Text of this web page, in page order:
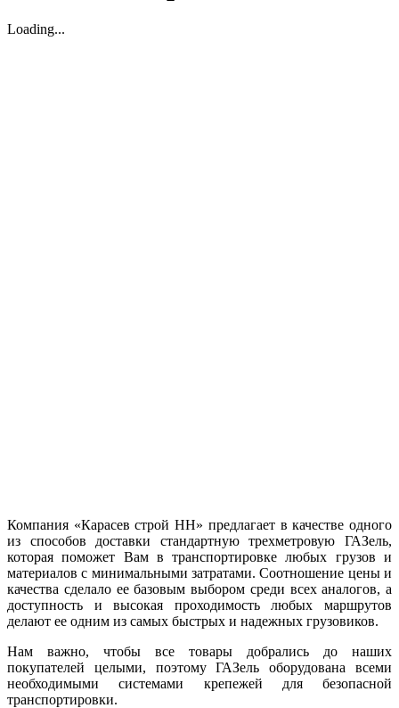
Loading...
Компания «Карасев строй НН» предлагает в качестве одного
из способов доставки стандартную трехметровую ГАЗель,
которая поможет Вам в транспортировке любых грузов и
материалов с минимальными затратами. Соотношение цены и
качества сделало ее базовым выбором среди всех аналогов, а
доступность и высокая проходимость любых маршрутов
делают ее одним из самых быстрых и надежных грузовиков.
Нам важно, чтобы все товары добрались до наших
покупателей целыми, поэтому ГАЗель оборудована всеми
необходимыми системами крепежей для безопасной
транспортировки.